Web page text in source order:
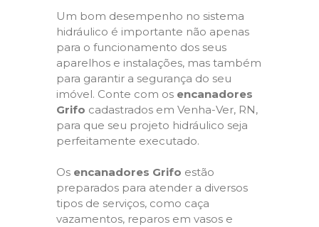
Um bom desempenho no sistema
hidráulico é importante não apenas
para o funcionamento dos seus
aparelhos e instalações, mas também
para garantir a segurança do seu
imóvel. Conte com os encanadores
Grifo cadastrados em Venha-Ver, RN,
para que seu projeto hidráulico seja
perfeitamente executado.
Os encanadores Grifo estão
preparados para atender a diversos
tipos de serviços, como caça
vazamentos, reparos em vasos e